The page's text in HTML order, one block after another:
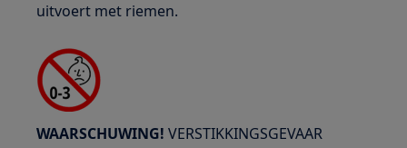
uitvoert met riemen.
WAARSCHUWING! VERSTIKKINGSGEVAAR